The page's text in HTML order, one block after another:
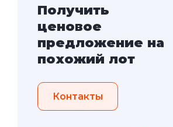
Получить
ценовое
предложение на
похожий лот
Контакты